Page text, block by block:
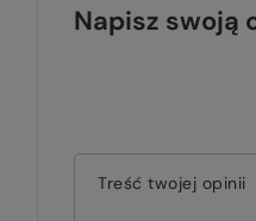
Napisz swoją
Treść twojej opinii